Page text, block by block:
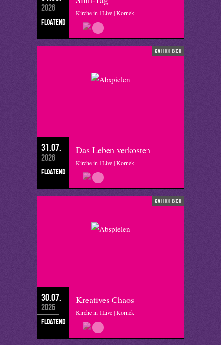
2026
floatend
Kirche in 1Live | Kornek
katholisch
31.07.
2026
floatend
Das Leben verkosten
Kirche in 1Live | Kornek
katholisch
30.07.
2026
floatend
Kreatives Chaos
Kirche in 1Live | Kornek